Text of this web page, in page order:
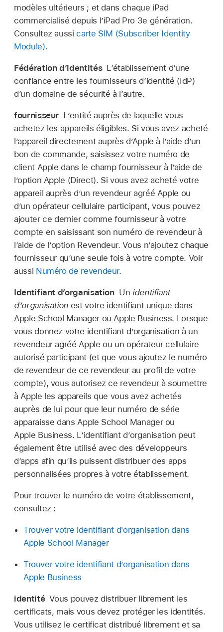
modèles ultérieurs ; et dans chaque iPad
commercialisé depuis l’iPad Pro 3e génération.
Consultez aussicarte SIM (Subscriber Identity
Module).
Fédération d’identités L’établissement d’une
confiance entre les fournisseurs d’identité (IdP)
d’un domaine de sécurité à l’autre.
fournisseur L’entité auprès de laquelle vous
achetez les appareils éligibles. Si vous avez acheté
l’appareil directement auprès d’Apple à l’aide d’un
bon de commande, saisissez votre numéro de
client Apple dans le champ fournisseur à l’aide de
l’option Apple (Direct). Si vous avez acheté votre
appareil auprès d’un revendeur agréé Apple ou
d’un opérateur cellulaire participant, vous pouvez
ajouter ce dernier comme fournisseur à votre
compte en saisissant son numéro de revendeur à
l’aide de l’option Revendeur. Vous n’ajoutez chaque
fournisseur qu’une seule fois à votre compte. Voir
aussi Numéro de revendeur.
Identifiant d’organisation Un identifiant
d’organisation est votre identifiant unique dans
Apple School Manager ou Apple Business. Lorsque
vous donnez votre identifiant d’organisation à un
revendeur agréé Apple ou un opérateur cellulaire
autorisé participant (et que vous ajoutez le numéro
de revendeur de ce revendeur au profil de votre
compte), vous autorisez ce revendeur à soumettre
à Apple les appareils que vous avez achetés
auprès de lui pour que leur numéro de série
apparaisse dans Apple School Manager ou
Apple Business. L’identifiant d’organisation peut
également être utilisé avec des développeurs
d’apps afin qu’ils puissent distribuer des apps
personnalisées propres à votre établissement.
Pour trouver le numéro de votre établissement,
consultez :
Trouver votre identifiant d'organisation dans
Apple School Manager
Trouver votre identifiant d’organisation dans
Apple Business
identité Vous pouvez distribuer librement les
certificats, mais vous devez protéger les identités.
Vous utilisez le certificat distribué librement et sa